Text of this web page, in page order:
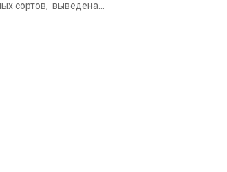
сортов, выведена...